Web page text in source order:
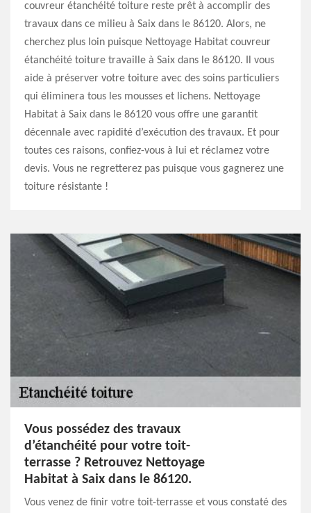
couvreur étanchéité toiture reste prêt à accomplir des
travaux dans ce milieu à Saix dans le 86120. Alors, ne
cherchez plus loin puisque Nettoyage Habitat couvreur
étanchéité toiture travaille à Saix dans le 86120. Il vous
aide à préserver votre toiture avec des soins particuliers
qui éliminera tous les mousses et lichens. Nettoyage
Habitat à Saix dans le 86120 vous offre une garantit
décennale avec rapidité d’exécution des travaux. Et pour
toutes ces raisons, confiez-vous à lui et réclamez votre
devis. Vous ne regretterez pas puisque vous gagnerez une
toiture résistante !
Vous possédez des travaux
d’étanchéité pour votre toit-
terrasse ? Retrouvez Nettoyage
Habitat à Saix dans le 86120.
Vous venez de finir votre toit-terrasse et vous constaté des